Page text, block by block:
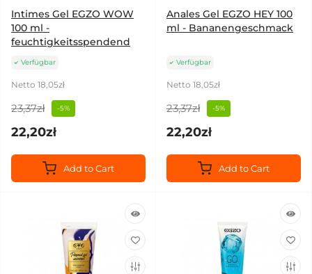
Intimes Gel EGZO WOW
100 ml -
feuchtigkeitsspendend
Verfügbar
Netto 18,05zł
23,37zł -5%
22,20zł
Add to Cart
Anales Gel EGZO HEY 100
ml - Bananengeschmack
Verfügbar
Netto 18,05zł
23,37zł -5%
22,20zł
Add to Cart